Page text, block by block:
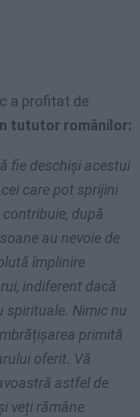
a profitat de
tututor românilor:
fie deschiși acestui
care pot sprijini
după
au nevoie de
împlinire
indiferent dacă
spirituale. Nimic nu
primită
oferit. Vă
astfel de
veți rămâne